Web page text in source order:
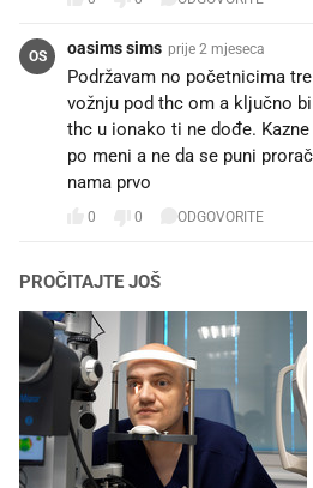
OS oasims sims prije 2 mjeseca
Podržavam no početnicima
vožnju pod thc om a ključno
thc u ionako ti ne dođe.
po meni a ne da se puni
nama prvo
0 0 ODGOVORITE
PROČITAJTE JOŠ